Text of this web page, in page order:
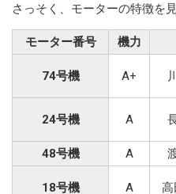
さっそく、モーターの特徴を
モーター番号 機力
74号機 A+
24号機 A
48号機
A
18号機 A 高